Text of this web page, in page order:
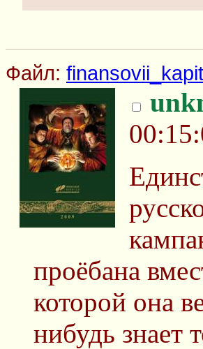
Файл:
проёбана
которой она
нибудь знает